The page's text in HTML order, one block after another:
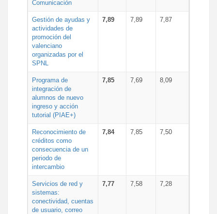
Comunicación
Gestión de ayudas y
actividades de
promoción del
valenciano
organizadas por el
SPNL
7,89 7,89 7,87
Programa de
integración de
alumnos de nuevo
ingreso y acción
tutorial (PIAE+)
7,85 7,69 8,09
Reconocimiento de
créditos como
consecuencia de un
periodo de
intercambio
7,84 7,85 7,50
Servicios de red y
sistemas:
conectividad, cuentas
de usuario, correo
7,77 7,58 7,28